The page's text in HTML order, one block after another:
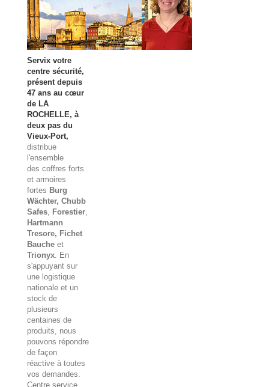
Servix votre
centre sécurité,
présent depuis
47 ans au cœur
de LA
ROCHELLE, à
deux pas du
Vieux-Port,
distribue
l'ensemble
des coffres forts
et armoires
fortes Burg
Wächter, Chubb
Safes, Forestier,
Hartmann
Tresore, Fichet
Bauche et
Trionyx. En
s'appuyant sur
une logistique
nationale et un
stock de
plusieurs
centaines de
produits, nous
pouvons répondre
de façon
réactive à toutes
vos demandes.
Centre service
LIGNE